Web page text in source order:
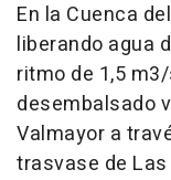
En la Cuenca
liberando agua
ritmo de 1,5
desembalsado
Valmayor a
trasvase de